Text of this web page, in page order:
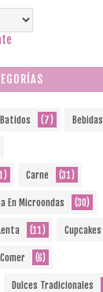
Batidos (7) Bebidas
Carne (31)
En Microondas (30)
(11) Cupcakes
(6)
Dulces Tradicionales